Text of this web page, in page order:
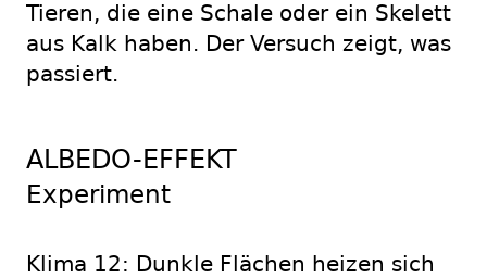
Tieren, die eine Schale oder ein Skelett
aus Kalk haben. Der Versuch zeigt, was
passiert.
ALBEDO-EFFEKT
Experiment
Klima 12: Dunkle Flächen heizen sich